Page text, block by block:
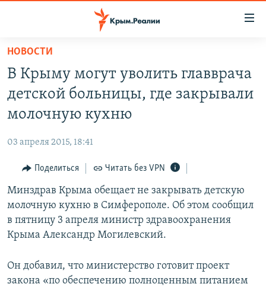
Вернуться
основному
содержанию
главной
навигации
Вернутся
поиску
СПЕЦПРОЕКТЫ
11 ЛЕТ ОККУПАЦИИ КРЫМА. 11 ИСТОРИЙ СОПРОТИВЛЕНИЯ
ЕЩЕ
ИНТЕРАКТИВ
ИНФОГРАФИКА
ТЕЛЕПРОЕКТ КРЫМ.РЕАЛИИ
СОВЕТЫ ПРАВОЗАЩИТНИКОВ
ПОБЕДИТЕЛЕЙ НЕ СУДЯТ?
РАДІО СВОБОДА
КАК ОБОЙТИ БЛОКИРОВКУ
Українською
Qırımtatar
ПРИСОЕДИНЯЙТЕСЬ!
НОВОСТИ
В Крыму могут уволить главврача
детской больницы, где закрывали
молочную кухню
03 апреля 2015, 18:41
Поделиться Читать без VPN
Минздрав Крыма обещает не закрывать детскую
молочную кухню в Симферополе. Об этом сообщил
в пятницу 3 апреля министр здравоохранения
Крыма Александр Могилевский.
Он добавил, что министерство готовит проект
закона «по обеспечению полноценным питанием